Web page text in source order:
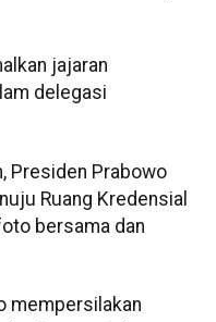
jajaran
delegasi
Presiden Prabowo
Ruang Kredensial
bersama dan
mempersilakan